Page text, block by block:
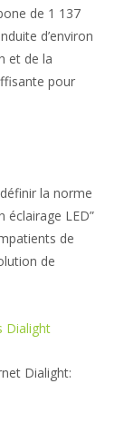
de 1 137
d’environ
et de la
pour
la norme
éclairage LED”
de
de
Dialight
Dialight: